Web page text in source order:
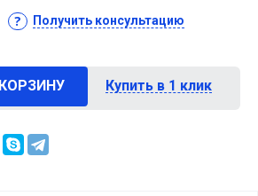
Получить консультацию
Купить в 1 клик